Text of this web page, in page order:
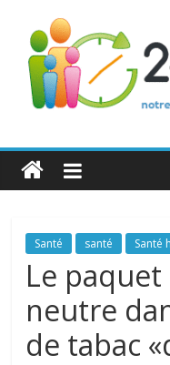
24h
Santé
La
santé
toute
famille
Santé santé Santé
Le
neutre
de tabac